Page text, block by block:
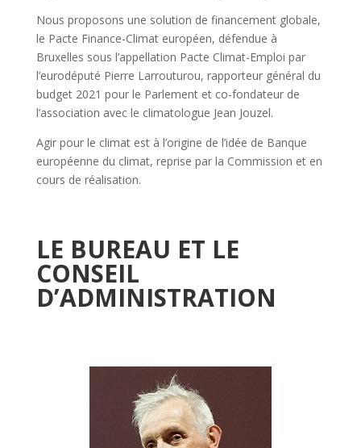
Nous proposons une solution de financement globale,
le Pacte Finance-Climat européen, défendue à
Bruxelles sous l’appellation Pacte Climat-Emploi par
l’eurodéputé Pierre Larrouturou, rapporteur général du
budget 2021 pour le Parlement et co-fondateur de
l’association avec le climatologue Jean Jouzel.
Agir pour le climat est à l’origine de l’idée de Banque
européenne du climat, reprise par la Commission et en
cours de réalisation.
LE BUREAU ET LE
CONSEIL
D’ADMINISTRATION